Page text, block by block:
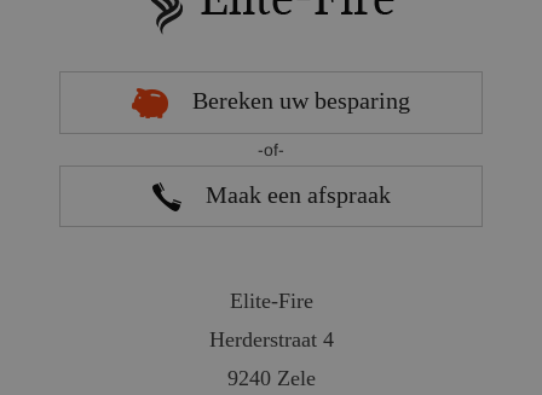
Bereken uw besparing
-of-
Maak een afspraak
Elite-Fire
Herderstraat 4
9240 Zele